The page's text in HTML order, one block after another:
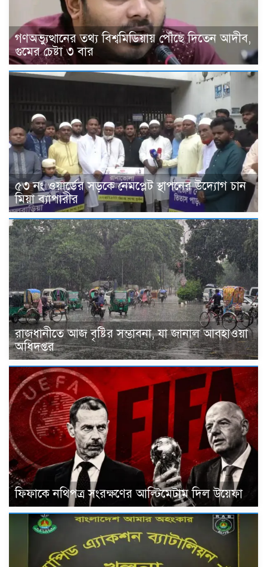
গণঅভ্যুত্থানের তথ্য বিশ্বমিডিয়ায় পৌঁছে দিতেন আদীব,
গুমের চেষ্টা ৩ বার
৫৩ নং ওয়ার্ডের সড়কে নেমপ্লেট স্থাপনের উদ্যোগ চান
মিয়া ব্যাপারীর
রাজধানীতে আজ বৃষ্টির সম্ভাবনা, যা জানাল আবহাওয়া
অধিদপ্তর
ফিফাকে নথিপত্র সংরক্ষণের আল্টিমেটাম দিল উয়েফা